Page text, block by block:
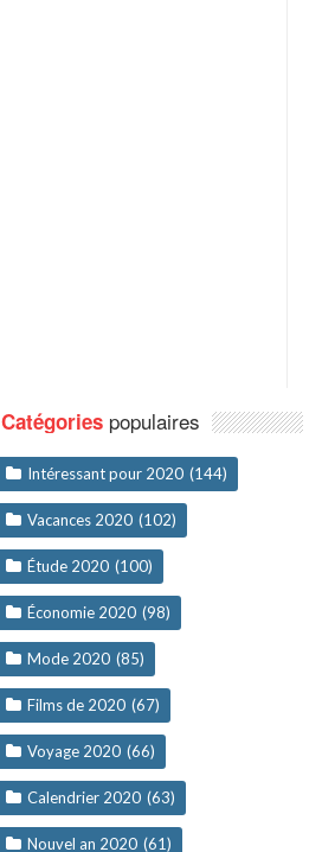
Catégories populaires
Intéressant pour 2020 (144)
Vacances 2020 (102)
Étude 2020 (100)
Économie 2020 (98)
Mode 2020 (85)
Films de 2020 (67)
Voyage 2020 (66)
Calendrier 2020 (63)
Nouvel an 2020 (61)